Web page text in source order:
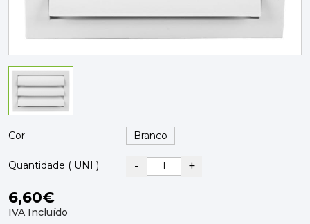
TINTAS, DROGAS E LIMPEZA
DYRUP
SKIL
Cor
Quantidade ( UNI ) - +
6,60€
IVA Incluído